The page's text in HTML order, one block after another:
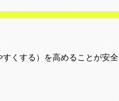
くする）を高めることが安全